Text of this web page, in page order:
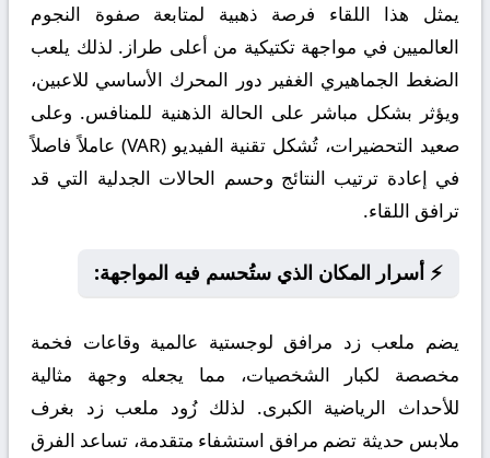
يمثل هذا اللقاء فرصة ذهبية لمتابعة صفوة النجوم
العالميين في مواجهة تكتيكية من أعلى طراز. لذلك يلعب
الضغط الجماهيري الغفير دور المحرك الأساسي للاعبين،
ويؤثر بشكل مباشر على الحالة الذهنية للمنافس. وعلى
صعيد التحضيرات، تُشكل تقنية الفيديو (VAR) عاملاً فاصلاً
في إعادة ترتيب النتائج وحسم الحالات الجدلية التي قد
ترافق اللقاء.
⚡ أسرار المكان الذي ستُحسم فيه المواجهة:
يضم ملعب زد مرافق لوجستية عالمية وقاعات فخمة
مخصصة لكبار الشخصيات، مما يجعله وجهة مثالية
للأحداث الرياضية الكبرى. لذلك زُود ملعب زد بغرف
ملابس حديثة تضم مرافق استشفاء متقدمة، تساعد الفرق